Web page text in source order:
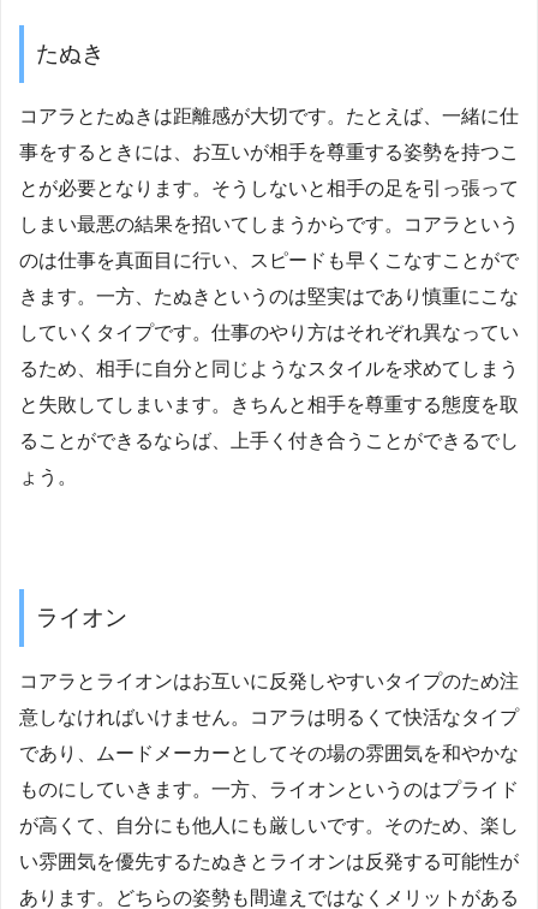
たぬき
コアラとたぬきは距離感が大切です。たとえば、一緒に仕
事をするときには、お互いが相手を尊重する姿勢を持つこ
とが必要となります。そうしないと相手の足を引っ張って
しまい最悪の結果を招いてしまうからです。コアラという
のは仕事を真面目に行い、スピードも早くこなすことがで
きます。一方、たぬきというのは堅実はであり慎重にこな
していくタイプです。仕事のやり方はそれぞれ異なってい
るため、相手に自分と同じようなスタイルを求めてしまう
と失敗してしまいます。きちんと相手を尊重する態度を取
ることができるならば、上手く付き合うことができるでし
ょう。
ライオン
コアラとライオンはお互いに反発しやすいタイプのため注
意しなければいけません。コアラは明るくて快活なタイプ
であり、ムードメーカーとしてその場の雰囲気を和やかな
ものにしていきます。一方、ライオンというのはプライド
が高くて、自分にも他人にも厳しいです。そのため、楽し
い雰囲気を優先するたぬきとライオンは反発する可能性が
あります。どちらの姿勢も間違えではなくメリットがある